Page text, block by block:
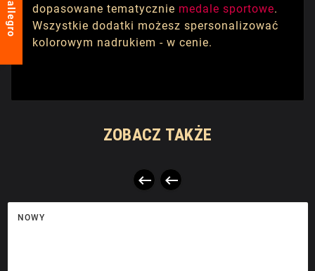
dopasowane tematycznie medale sportowe.
Wszystkie dodatki możesz spersonalizować
kolorowym nadrukiem - w cenie.
ZOBACZ TAKŻE
 
NOWY
allegro